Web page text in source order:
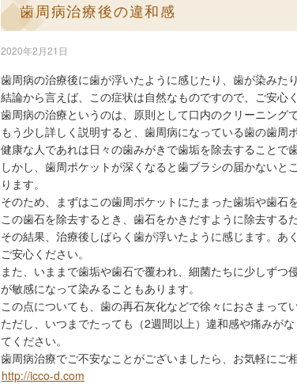
歯周病治療後の違和感
2020年2月21日
歯周病の治療後に歯が浮いたように感じたり、歯が染みた
結論から言えば、この症状は自然なものですので、ご安心く
歯周病の治療というのは、原則として口内のクリーニングで
もう少し詳しく説明すると、歯周病になっている歯の歯周
健康な人であれは日々の歯みがきで歯垢を除去することで
しかし、歯周ポケットが深くなると歯ブラシの届かない
ります。
そのため、まずはこの歯周ポケットにたまった歯垢や歯石
この歯石を除去するとき、歯石をかきだすように除去する
その結果、治療後しばらく歯が浮いたように感じます。
ご安心ください。
また、いままで歯垢や歯石で覆われ、細菌たちに少しず
が敏感になって染みることもあります。
この点についても、歯の再石灰化などで徐々におさまって
ただし、いつまでたっても（2週間以上）違和感や痛みが
てください。
歯周病治療でご不安なことがございましたら、お気軽にご相
http://icco-d.com